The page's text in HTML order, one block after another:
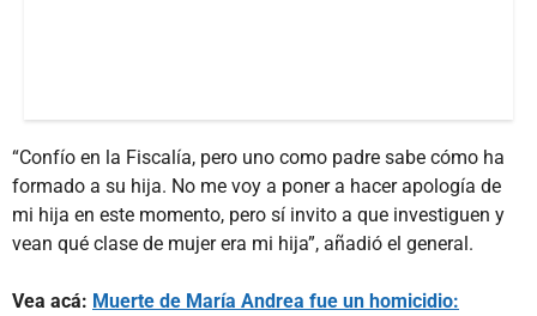
“Confío en la Fiscalía, pero uno como padre sabe cómo ha
formado a su hija. No me voy a poner a hacer apología de
mi hija en este momento, pero sí invito a que investiguen y
vean qué clase de mujer era mi hija”, añadió el general.
Vea acá: Muerte de María Andrea fue un homicidio: